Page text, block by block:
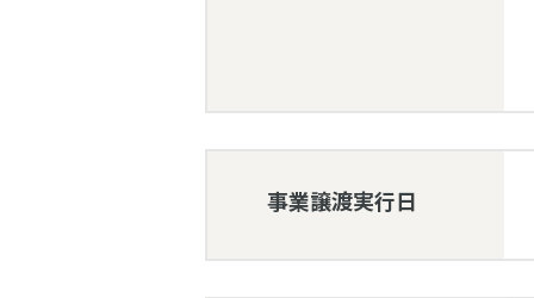
事業譲渡実行日